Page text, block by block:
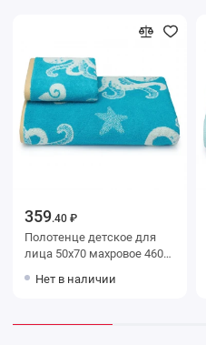
359.40 ₽
Полотенце детское для
лица 50х70 махровое 460
мануфактура Small feet
Нет в наличии